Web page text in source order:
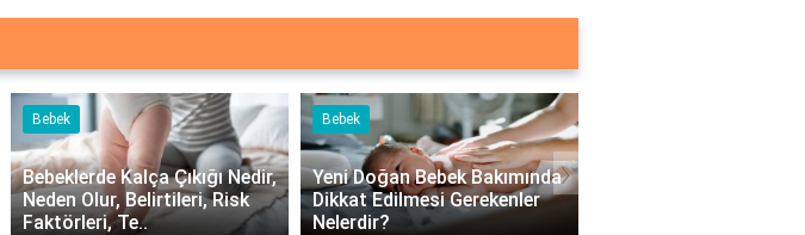
Bebek
Bebeklerde Kalça Çıkığı Nedir,
Neden Olur, Belirtileri, Risk
Faktörleri, Te..
Bebek
Yeni Doğan Bebek Bakımında
Dikkat Edilmesi Gerekenler
Nelerdir?
›